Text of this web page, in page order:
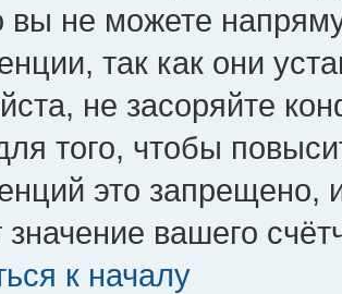
не можете
так как они
не засоряйте
того, чтобы
это запрещено,
значение вашего
к началу